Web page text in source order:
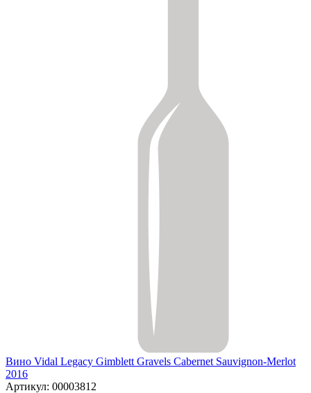
Вино Vidal Legacy Gimblett Gravels Cabernet Sauvignon-Merlot
2016
Артикул: 00003812